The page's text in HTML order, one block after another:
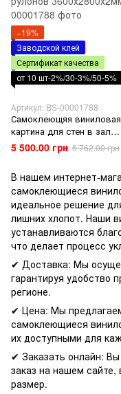
−19%
Заводской клей
Сертификат качества
от 10 шт-2%/30-3%/50-5%
Артикул: BS-00001788
Самоклеющяя виниловая
картина для стен в зал
спальню комнату набор 6
рулонов 3600х2800х2мм
5 500.00 грн 6 762.00 грн
В нашем интернет-
самоклеющиеся
идеальное решение
лишних хлопот. Наши
устанавливаются
что делает процесс
✔ Доставка: Мы
гарантируя удобство
регионе.
✔ Цена: Мы
самоклеющиеся
их доступными для
✔ Заказать онлайн:
заказ на нашем
размер.